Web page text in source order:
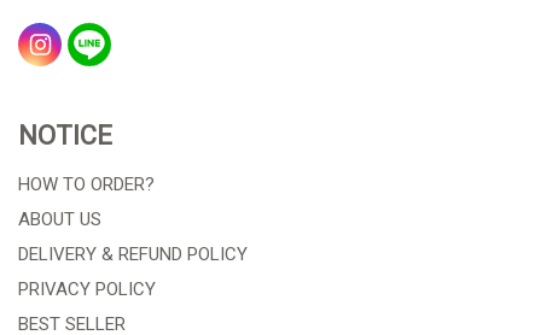
NOTICE
HOW TO ORDER?
ABOUT US
DELIVERY & REFUND POLICY
PRIVACY POLICY
BEST SELLER